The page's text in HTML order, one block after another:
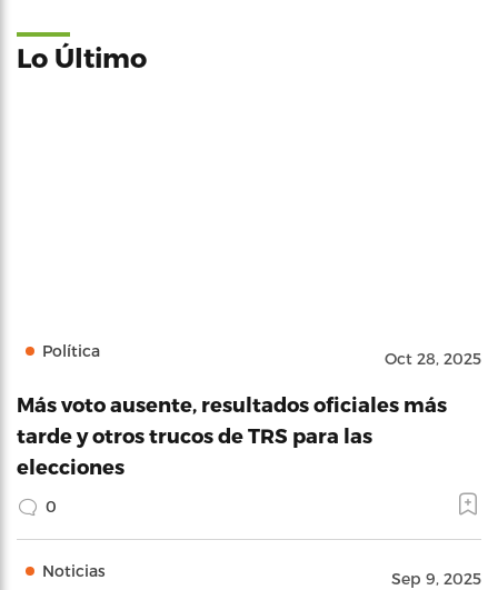
Lo Último
Política Oct 28, 2025
Más voto ausente, resultados oficiales más
tarde y otros trucos de TRS para las
elecciones
0
Noticias Sep 9, 2025